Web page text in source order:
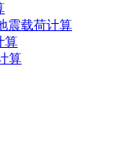
震载荷计算
算
算